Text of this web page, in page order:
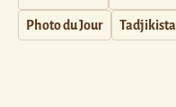
Photo du Jour